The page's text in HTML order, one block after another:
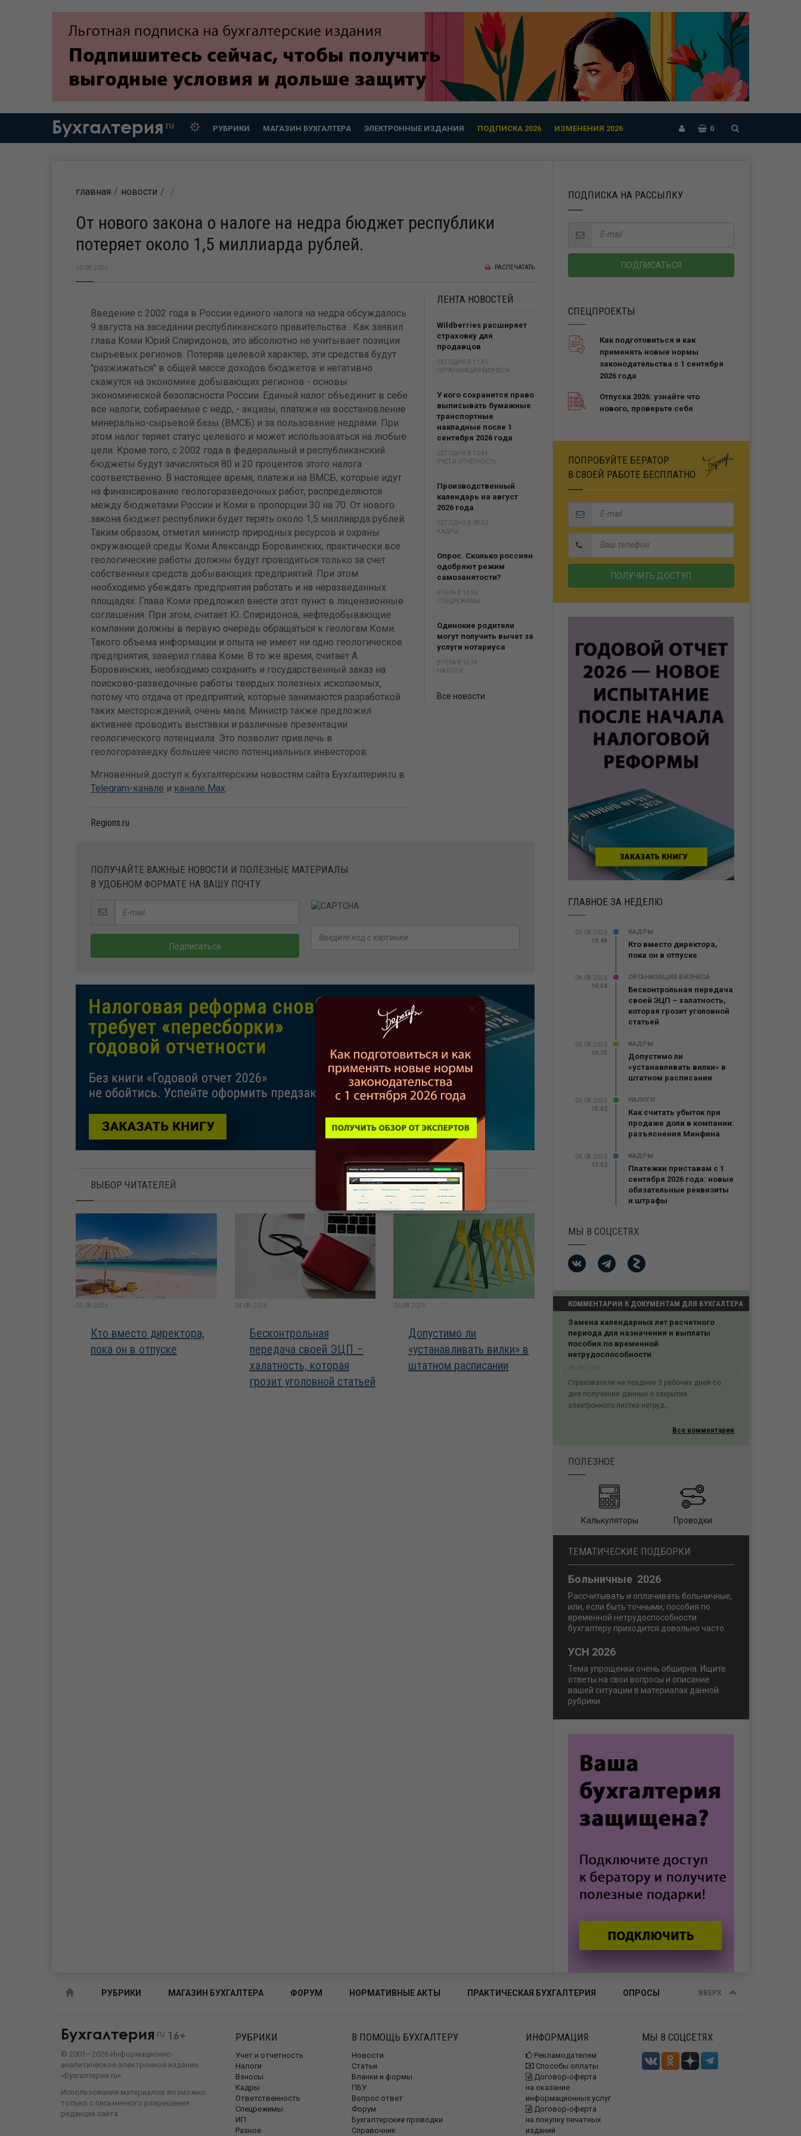
Бухгалтерия ru РУБРИКИ МАГАЗИН БУХГАЛТЕРА ЭЛЕКТРОННЫЕ ИЗДАНИЯ ПОДПИСКА 2026 ИЗМЕНЕНИЯ 2026 0
главная новости
От нового закона о налоге на недра бюджет республики
потеряет около 1,5 миллиарда рублей.
10.08.2001 РАСПЕЧАТАТЬ
Введение с 2002 года в России единого налога на недра обсуждалось
9 августа на заседании республиканского правительства . Как заявил
глава Коми Юрий Спиридонов, это абсолютно не учитывает позиции
сырьевых регионов. Потеряв целевой характер, эти средства будут
"разжижаться" в общей массе доходов бюджетов и негативно
скажутся на экономике добывающих регионов - основы
экономической безопасности России. Единый налог объединит в себе
все налоги, собираемые с недр, - акцизы, платежи на восстановление
минерально-сырьевой базы (ВМСБ) и за пользование недрами. При
этом налог теряет статус целевого и может использоваться на любые
цели. Кроме того, с 2002 года в федеральный и республиканский
бюджеты будут зачисляться 80 и 20 процентов этого налога
соответственно. В настоящее время, платежи на ВМСБ, которые идут
на финансирование геологоразведочных работ, распределяются
между бюджетами России и Коми в пропорции 30 на 70. От нового
закона бюджет республики будет терять около 1,5 миллиарда рублей.
Таким образом, отметил министр природных ресурсов и охраны
окружающей среды Коми Александр Боровинских, практически все
геологические работы должны будут проводиться только за счет
собственных средств добывающих предприятий. При этом
необходимо убеждать предприятия работать и на неразведанных
площадях. Глава Коми предложил внести этот пункт в лицензионные
соглашения. При этом, считает Ю. Спиридонов, нефтедобывающие
компании должны в первую очередь обращаться к геологам Коми.
Такого объема информации и опыта не имеет ни одно геологическое
предприятия, заверил глава Коми. В то же время, считает А.
Боровинских, необходимо сохранить и государственный заказ на
поисково-разведочные работы твердых полезных ископаемых,
потому что отдача от предприятий, которые занимаются разработкой
таких месторождений, очень мала. Министр также предложил
активнее проводить выставки и различные презентации
геологического потенциала. Это позволит привлечь в
геологоразведку большее число потенциальных инвесторов.
Мгновенный доступ к бухгалтерским новостям сайта Бухгалтерия.ru в
Telegram-канале и канале Max.
Regions.ru
ЛЕНТА НОВОСТЕЙ
Wildberries расширяет
страховку для
продавцов
СЕГОДНЯ В 11:45
ОРГАНИЗАЦИЯ БИЗНЕСА
У кого сохранится право
выписывать бумажные
транспортные
накладные после 1
сентября 2026 года
СЕГОДНЯ В 10:44
УЧЕТ И ОТЧЕТНОСТЬ
Производственный
календарь на август
2026 года
СЕГОДНЯ В 08:50
КАДРЫ
Опрос. Сколько россиян
одобряют режим
самозанятости?
ВЧЕРА В 16:56
СПЕЦРЕЖИМЫ
Одинокие родители
могут получить вычет за
услуги нотариуса
ВЧЕРА В 16:34
НАЛОГИ
Все новости
ПОЛУЧАЙТЕ ВАЖНЫЕ НОВОСТИ И ПОЛЕЗНЫЕ МАТЕРИАЛЫ
В УДОБНОМ ФОРМАТЕ НА ВАШУ ПОЧТУ
ВЫБОР ЧИТАТЕЛЕЙ
03.08.2026
Кто вместо директора,
пока он в отпуске
04.08.2026
Бесконтрольная
передача своей ЭЦП –
халатность, которая
грозит уголовной статьей
06.08.2026
Допустимо ли
«устанавливать вилки» в
штатном расписании
ПОДПИСКА НА РАССЫЛКУ
СПЕЦПРОЕКТЫ
Как подготовиться и как
применять новые нормы
законодательства с 1 сентября
2026 года
Отпуска 2026: узнайте что
нового, проверьте себя
ПОПРОБУЙТЕ БЕРАТОР
В СВОЕЙ РАБОТЕ БЕСПЛАТНО
ГЛАВНОЕ ЗА НЕДЕЛЮ
03.08.2026
10:48
КАДРЫ
Кто вместо директора,
пока он в отпуске
04.08.2026
16:04
ОРГАНИЗАЦИЯ БИЗНЕСА
Бесконтрольная передача
своей ЭЦП – халатность,
которая грозит уголовной
статьей
06.08.2026
16:15
КАДРЫ
Допустимо ли
«устанавливать вилки» в
штатном расписании
03.08.2026
15:02
НАЛОГИ
Как считать убыток при
продаже доли в компании:
разъяснения Минфина
04.08.2026
13:02
КАДРЫ
Платежки приставам с 1
сентября 2026 года: новые
обязательные реквизиты
и штрафы
МЫ В СОЦСЕТЯХ
КОММЕНТАРИИ К ДОКУМЕНТАМ ДЛЯ БУХГАЛТЕРА
Замена календарных лет расчетного
периода для назначения и выплаты
пособия по временной
нетрудоспособности
Страхователи не позднее 3 рабочих дней со
дня получения данных о закрытии
электронного листка нетруд...
Все комментарии
ПОЛЕЗНОЕ
Калькуляторы Проводки
ТЕМАТИЧЕСКИЕ ПОДБОРКИ
Больничные 2026
Рассчитывать и оплачивать больничные,
или, если быть точными, пособия по
временной нетрудоспособности
бухгалтеру приходится довольно часто.
УСН 2026
Тема упрощенки очень обширна. Ищите
ответы на свои вопросы и описание
вашей ситуации в материалах данной
рубрики.
РУБРИКИ МАГАЗИН БУХГАЛТЕРА ФОРУМ НОРМАТИВНЫЕ АКТЫ ПРАКТИЧЕСКАЯ БУХГАЛТЕРИЯ ОПРОСЫ ВВЕРХ
Бухгалтерия ru 16+
© 2001—2026 Информационно-
аналитическое электронное издание
«Бухгалтерия.ru»
Использование материалов возможно
только с письменного разрешения
редакции сайта
РУБРИКИ
Учет и отчетность
Налоги
Взносы
Кадры
Ответственность
Спецрежимы
ИП
Разное
В ПОМОЩЬ БУХГАЛТЕРУ
Новости
Статьи
Бланки и формы
ПБУ
Вопрос ответ
Форум
Бухгалтерские проводки
Справочник
ИНФОРМАЦИЯ
Рекламодателям
Способы оплаты
Договор-оферта
на оказание
информационных услуг
Договор-оферта
на покупку печатных
изданий
МЫ В СОЦСЕТЯХ
×